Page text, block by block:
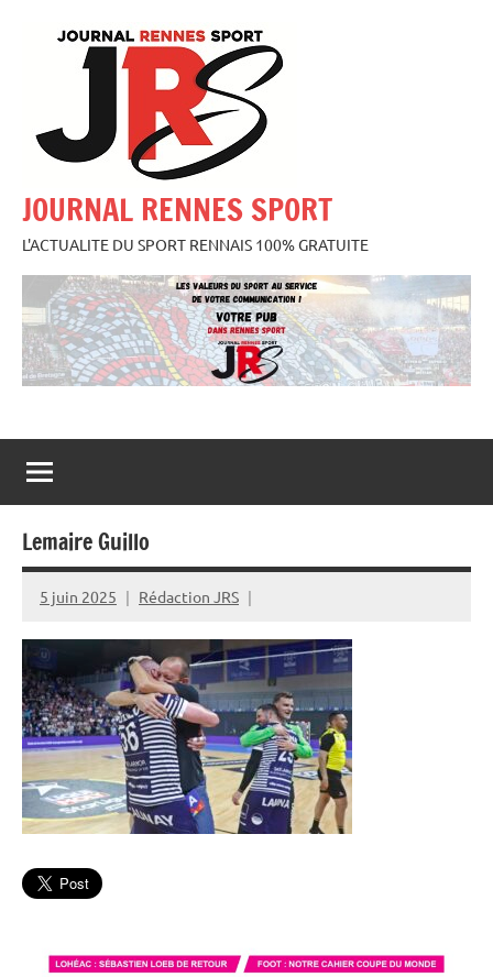
JOURNAL RENNES SPORT
L'ACTUALITE DU SPORT RENNAIS 100% GRATUITE
Lemaire Guillo
5 juin 2025 Rédaction JRS